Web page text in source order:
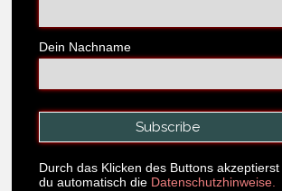
Dein Nachname
Durch das Klicken des Buttons akzeptierst
du automatisch die Datenschutzhinweise.